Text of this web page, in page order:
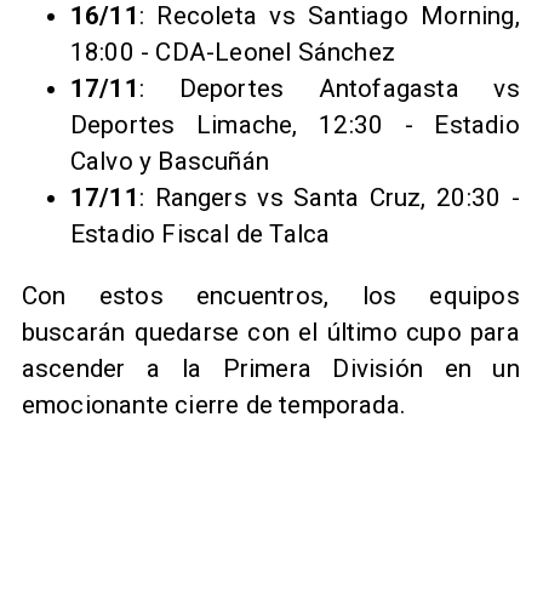
16/11 : Recoleta vs Santiago Morning,
18:00 - CDA-Leonel Sánchez
17/11 : Deportes Antofagasta vs
Deportes Limache, 12:30 - Estadio
Calvo y Bascuñán
17/11 : Rangers vs Santa Cruz, 20:30 -
Estadio Fiscal de Talca
Con estos encuentros, los equipos
buscarán quedarse con el último cupo para
ascender a la Primera División en un
emocionante cierre de temporada.